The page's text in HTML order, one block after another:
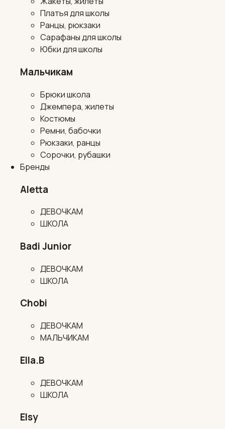
Платья для школы
Ранцы, рюкзаки
Сарафаны для школы
Юбки для школы
Мальчикам
Брюки школа
Джемпера, жилеты
Костюмы
Ремни, бабочки
Рюкзаки, ранцы
Сорочки, рубашки
Бренды
Aletta
ДЕВОЧКАМ
ШКОЛА
Badi Junior
ДЕВОЧКАМ
ШКОЛА
Chobi
ДЕВОЧКАМ
МАЛЬЧИКАМ
Ella.B
ДЕВОЧКАМ
ШКОЛА
Elsy